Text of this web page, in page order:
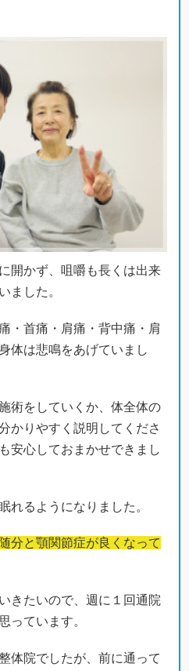
開かず、咀嚼も長くは出来
ました。
・首痛・肩痛・背中痛・肩
体は悲鳴をあげていまし
術をしていくか、体全体の
かりやすく説明してくださ
安心しておまかせできまし
れるようになりました。
分と顎関節症が良くなって
きたいので、週に１回通院
っています。
体院でしたが、前に通って